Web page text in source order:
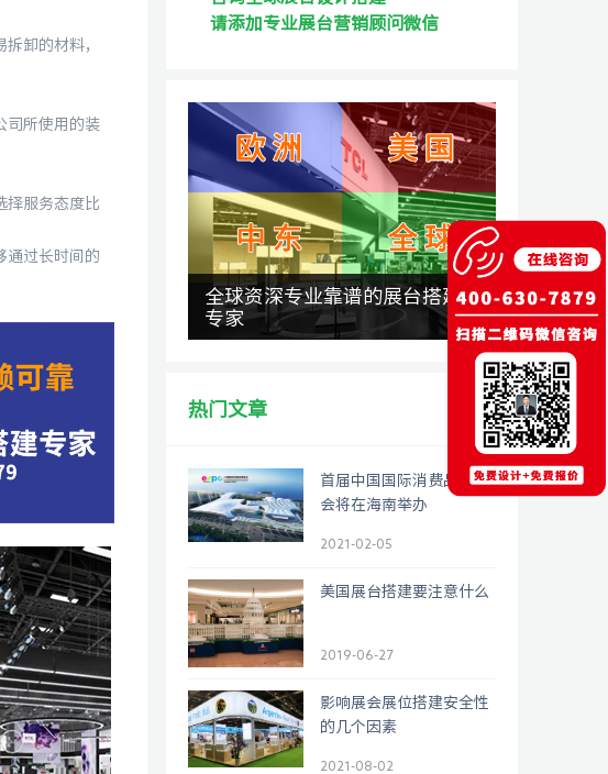
卸的材料，
司所使用的装
服务态度比
过长时间的
请添加专业展台营销顾问微信
全球资深专业靠谱的展台搭建
专家
热门文章
首届中国国际消费品博览
会将在海南举办
2021-02-05
美国展台搭建要注意什么
2019-06-27
影响展会展位搭建安全性
的几个因素
2021-08-02